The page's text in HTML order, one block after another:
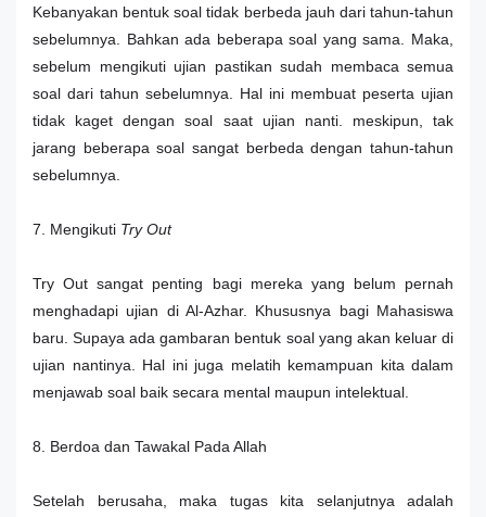
Kebanyakan bentuk soal tidak berbeda jauh dari tahun-tahun
sebelumnya. Bahkan ada beberapa soal yang sama. Maka,
sebelum mengikuti ujian pastikan sudah membaca semua
soal dari tahun sebelumnya. Hal ini membuat peserta ujian
tidak kaget dengan soal saat ujian nanti. meskipun, tak
jarang beberapa soal sangat berbeda dengan tahun-tahun
sebelumnya.
7. Mengikuti Try Out
Try Out sangat penting bagi mereka yang belum pernah
menghadapi ujian di Al-Azhar. Khususnya bagi Mahasiswa
baru. Supaya ada gambaran bentuk soal yang akan keluar di
ujian nantinya. Hal ini juga melatih kemampuan kita dalam
menjawab soal baik secara mental maupun intelektual.
8. Berdoa dan Tawakal Pada Allah
Setelah berusaha, maka tugas kita selanjutnya adalah